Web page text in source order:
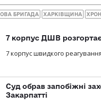
БРИГАДА ХАРКІВЩИНА
7 корпус ДШВ
7 корпус швидкого
Суд обрав запобіжні
Закарпатті